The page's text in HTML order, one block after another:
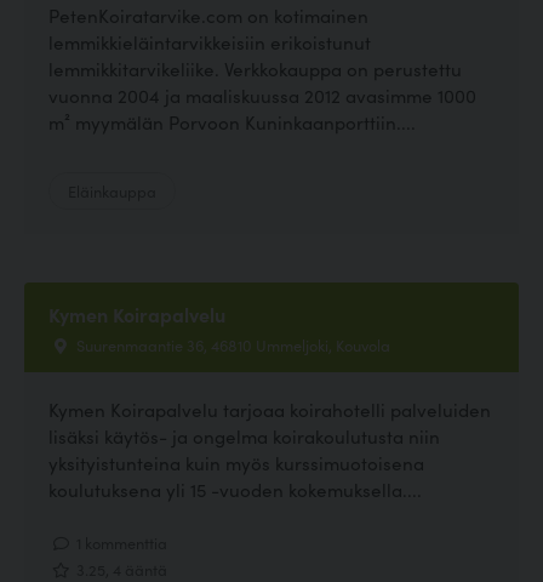
PetenKoiratarvike.com on kotimainen
lemmikkieläintarvikkeisiin erikoistunut
lemmikkitarvikeliike. Verkkokauppa on perustettu
vuonna 2004 ja maaliskuussa 2012 avasimme 1000
m² myymälän Porvoon Kuninkaanporttiin....
Kymen Koirapalvelu
Suurenmaantie 36, 46810 Ummeljoki, Kouvola
Kymen Koirapalvelu tarjoaa koirahotelli palveluiden
lisäksi käytös- ja ongelma koirakoulutusta niin
yksityistunteina kuin myös kurssimuotoisena
koulutuksena yli 15 -vuoden kokemuksella....